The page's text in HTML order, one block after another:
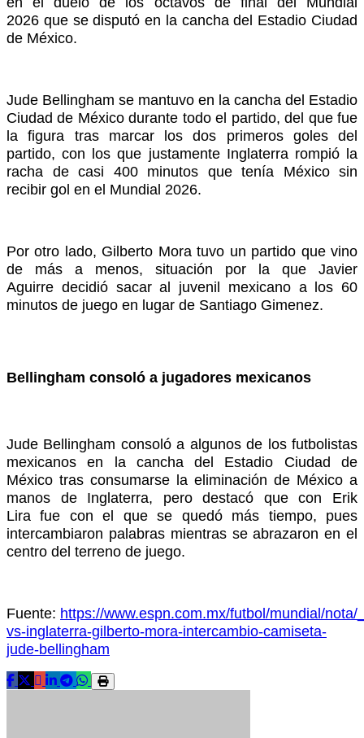
2026 que se disputó en la cancha del Estadio Ciudad
de México.
Jude Bellingham se mantuvo en la cancha del Estadio
Ciudad de México durante todo el partido, del que fue
la figura tras marcar los dos primeros goles del
partido, con los que justamente Inglaterra rompió la
racha de casi 400 minutos que tenía México sin
recibir gol en el Mundial 2026.
Por otro lado, Gilberto Mora tuvo un partido que vino
de más a menos, situación por la que Javier
Aguirre decidió sacar al juvenil mexicano a los 60
minutos de juego en lugar de Santiago Gimenez.
Bellingham consoló a jugadores mexicanos
Jude Bellingham consoló a algunos de los futbolistas
mexicanos en la cancha del Estadio Ciudad de
México tras consumarse la eliminación de México a
manos de Inglaterra, pero destacó que con Erik
Lira fue con el que se quedó más tiempo, pues
intercambiaron palabras mientras se abrazaron en el
centro del terreno de juego.
Fuente: https://www.espn.com.mx/futbol/mundial/
vs-inglaterra-gilberto-mora-intercambio-camiseta-
jude-bellingham